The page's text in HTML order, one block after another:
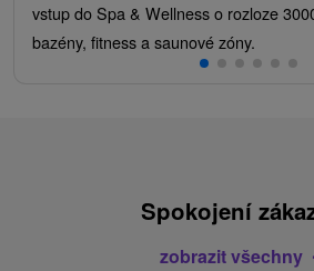
vstup do Spa & Wellness o rozloze
bazény, fitness a saunové zóny.
Spokojení
zobrazit všechny